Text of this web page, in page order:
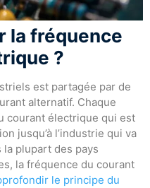
la fréquence
?
est partagée par de
alternatif. Chaque
courant électrique qui est
jusqu’à l’industrie qui va
la plupart des pays
la fréquence du courant
le principe du